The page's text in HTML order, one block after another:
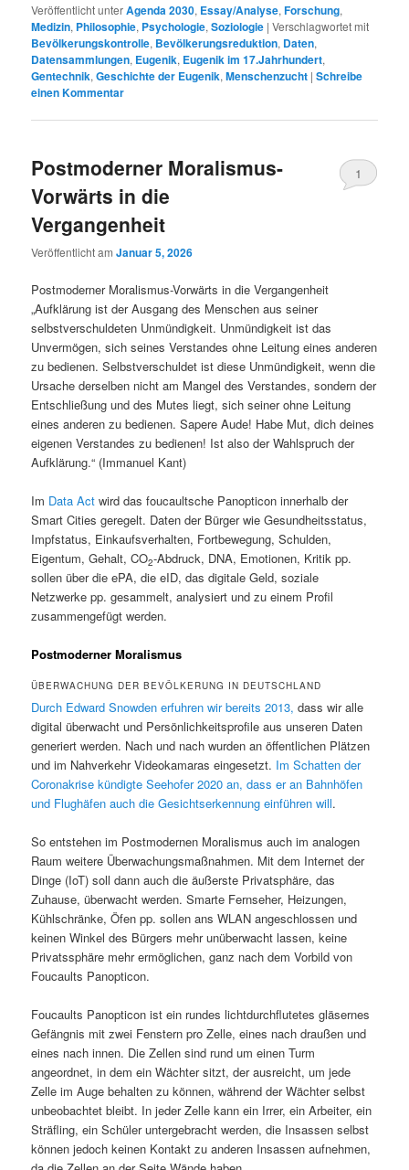
Veröffentlicht unterAgenda 2030, Essay/Analyse,Forschung,
Medizin, Philosophie, Psychologie,Soziologie |Verschlagwortet mit
Bevölkerungskontrolle, Bevölkerungsreduktion, Daten,
Datensammlungen, Eugenik, Eugenik im 17.Jahrhundert,
Gentechnik,Geschichte der Eugenik,Menschenzucht |Schreibe
einen Kommentar
Postmoderner Moralismus-
Vorwärts in die
Vergangenheit
Veröffentlicht amJanuar 5, 2026
1
Postmoderner Moralismus-Vorwärts in die Vergangenheit
„Aufklärung ist der Ausgang des Menschen aus seiner
selbstverschuldeten Unmündigkeit. Unmündigkeit ist das
Unvermögen, sich seines Verstandes ohne Leitung eines anderen
zu bedienen. Selbstverschuldet ist diese Unmündigkeit, wenn die
Ursache derselben nicht am Mangel des Verstandes, sondern der
Entschließung und des Mutes liegt, sich seiner ohne Leitung
eines anderen zu bedienen. Sapere Aude! Habe Mut, dich deines
eigenen Verstandes zu bedienen! Ist also der Wahlspruch der
Aufklärung.“ (Immanuel Kant)
Im Data Actwird das foucaultsche Panopticon innerhalb der
Smart Cities geregelt. Daten der Bürger wie Gesundheitsstatus,
Impfstatus, Einkaufsverhalten, Fortbewegung, Schulden,
Eigentum, Gehalt, CO2-Abdruck, DNA, Emotionen, Kritik pp.
sollen über die ePA, die eID, das digitale Geld, soziale
Netzwerke pp. gesammelt, analysiert und zu einem Profil
zusammengefügt werden.
Postmoderner Moralismus
ÜBERWACHUNG DER BEVÖLKERUNG IN DEUTSCHLAND
Durch Edward Snowden erfuhren wir bereits 2013, dass wir alle
digital überwacht und Persönlichkeitsprofile aus unseren Daten
generiert werden. Nach und nach wurden an öffentlichen Plätzen
und im Nahverkehr Videokamaras eingesetzt. Im Schatten der
Coronakrise kündigte Seehofer 2020 an, dass er an Bahnhöfen
und Flughäfen auch die Gesichtserkennung einführen will.
So entstehen im Postmodernen Moralismus auch im analogen
Raum weitere Überwachungsmaßnahmen. Mit dem Internet der
Dinge (IoT) soll dann auch die äußerste Privatsphäre, das
Zuhause, überwacht werden. Smarte Fernseher, Heizungen,
Kühlschränke, Öfen pp. sollen ans WLAN angeschlossen und
keinen Winkel des Bürgers mehr unüberwacht lassen, keine
Privatssphäre mehr ermöglichen, ganz nach dem Vorbild von
Foucaults Panopticon.
Foucaults Panopticon ist ein rundes lichtdurchflutetes gläsernes
Gefängnis mit zwei Fenstern pro Zelle, eines nach draußen und
eines nach innen. Die Zellen sind rund um einen Turm
angeordnet, in dem ein Wächter sitzt, der ausreicht, um jede
Zelle im Auge behalten zu können, während der Wächter selbst
unbeobachtet bleibt. In jeder Zelle kann ein Irrer, ein Arbeiter, ein
Sträfling, ein Schüler untergebracht werden, die Insassen selbst
können jedoch keinen Kontakt zu anderen Insassen aufnehmen,